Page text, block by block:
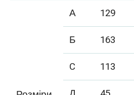
А 129
Б
163
C
113